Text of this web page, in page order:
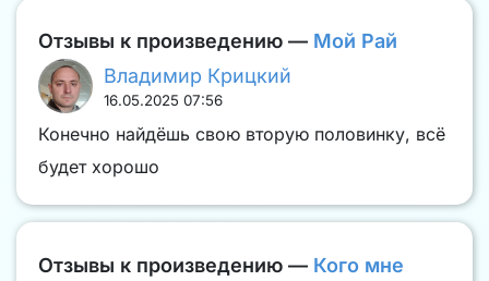
Отзывы к произведению — Мой Рай
Владимир Крицкий
16.05.2025 07:56
Конечно найдёшь свою вторую половинку, всё
будет хорошо
Отзывы к произведению — Кого мне